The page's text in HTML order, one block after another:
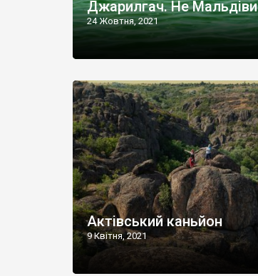
Джарилгач. Не Мальдіви
24 Жовтня, 2021
Актівський каньйон
9 Квітня, 2021